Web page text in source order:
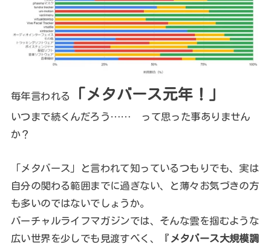
毎年言われる 「メタバース元年！」
いつまで続くんだろう…… って思った事ありません
か？
「メタバース」と言われて知っているつもりでも、実は
自分の関わる範囲までに過ぎない、と薄々お気づきの方
も多いのではないでしょうか。
バーチャルライフマガジンでは、そんな雲を掴むような
広い世界を少しでも見渡すべく、『 メタバース大規模調